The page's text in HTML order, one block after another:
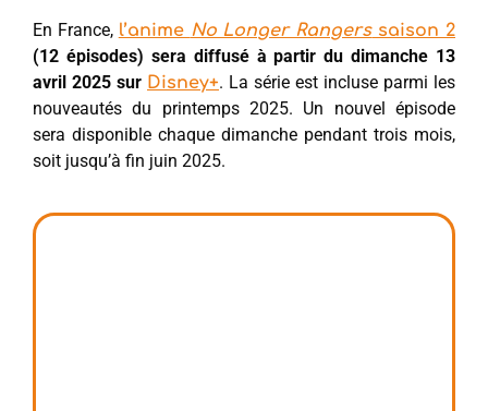
En France, l’anime No Longer Rangerssaison 2
(12 épisodes) sera diffusé à partir du dimanche 13
avril 2025 sur Disney+. La série est incluse parmi les
nouveautés du printemps 2025. Un nouvel épisode
sera disponible chaque dimanche pendant trois mois,
soit jusqu’à fin juin 2025.